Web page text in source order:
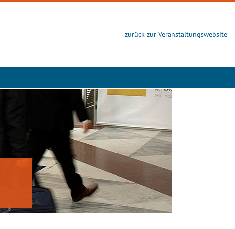
zurück zur Veranstaltungswebsite